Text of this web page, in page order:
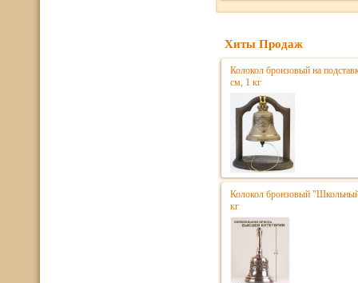
Хиты Продаж
Колокол бронзовый на
см, 1 кг
Колокол бронзовый
кг